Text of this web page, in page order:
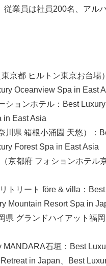
業員は社員200名、アル
東京都 ヒルトン東京お台
Oceanview Spa in East
ションホテル：Best
in East Asia
川県 箱根小涌園 天悠）：
Forest Spa in East Asia
京都府 フォションホテル
トリート före & villa：
Mountain Resort Spa in
県 グランドハイアット福
石垣：Best
in Japan、Best